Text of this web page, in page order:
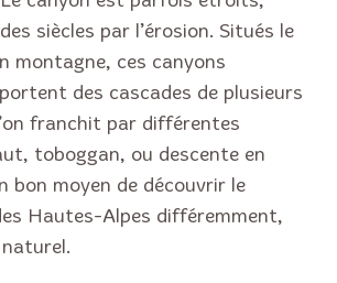
siècles par l’érosion. Situés le
montagne, ces canyons
des cascades de plusieurs
franchit par différentes
toboggan, ou descente en
bon moyen de découvrir le
Hautes-Alpes différemment,